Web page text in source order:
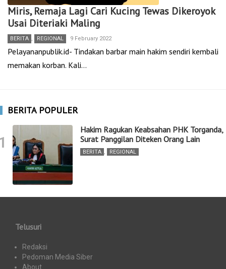
Miris, Remaja Lagi Cari Kucing Tewas Dikeroyok
Usai Diteriaki Maling
BERITA , REGIONAL 9 February 2022
Pelayananpublik.id- Tindakan barbar main hakim sendiri kembali
memakan korban. Kali…
BERITA POPULER
Hakim Ragukan Keabsahan PHK Torganda,
Surat Panggilan Diteken Orang Lain
BERITA , REGIONAL
Telusuri
Redaksi
Pedoman Media Siber
About